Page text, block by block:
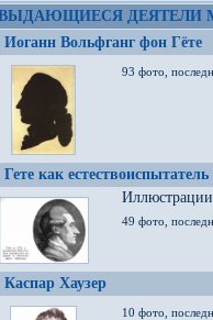
ДЕЯТЕЛИ
Иоганн Вольфганг фон Гёте
93 фото,
Гете как естествоиспытатель
49 фото,
Каспар Хаузер
10 фото,